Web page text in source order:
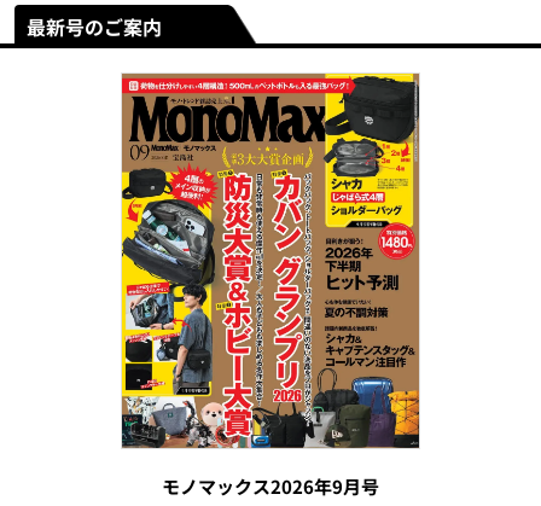
最新号のご案内
モノマックス2026年9月号